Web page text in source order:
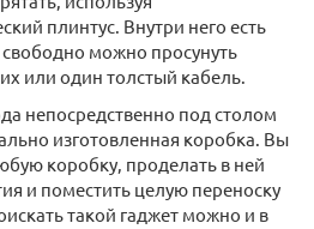
плинтус. Внутри него есть
свободно можно просунуть
или один толстый кабель.
непосредственно под столом
изготовленная коробка. Вы
коробку, проделать в ней
и поместить целую переноску
такой гаджет можно и в